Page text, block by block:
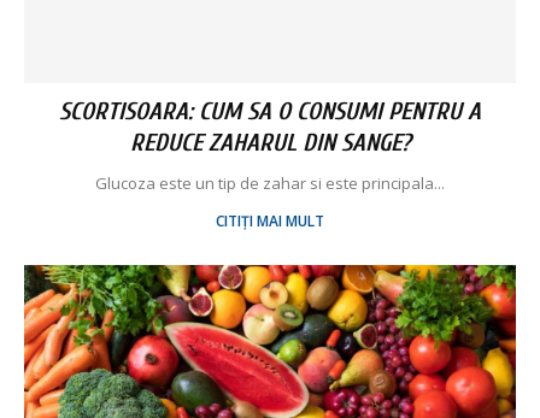
SCORTISOARA: CUM SA O CONSUMI PENTRU A
REDUCE ZAHARUL DIN SANGE?
Glucoza este un tip de zahar si este principala...
CITIȚI MAI MULT